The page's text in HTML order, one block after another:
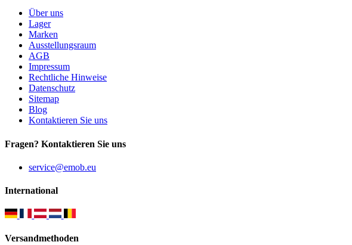
Über uns
Lager
Marken
Ausstellungsraum
AGB
Impressum
Rechtliche Hinweise
Datenschutz
Sitemap
Blog
Kontaktieren Sie uns
Fragen? Kontaktieren Sie uns
service@emob.eu
International
Versandmethoden